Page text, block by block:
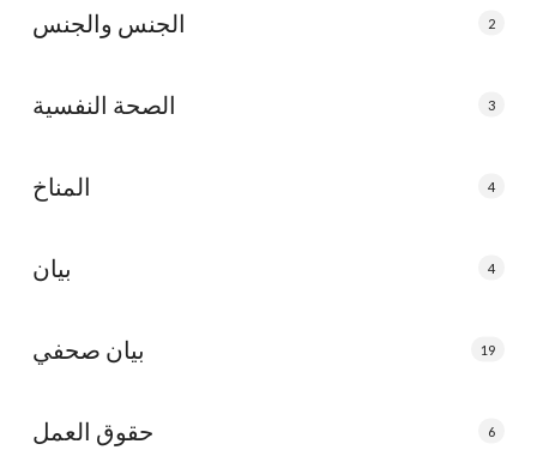
الجنس والجنس 2
الصحة النفسية 3
المناخ 4
بيان 4
بيان صحفي 19
حقوق العمل 6